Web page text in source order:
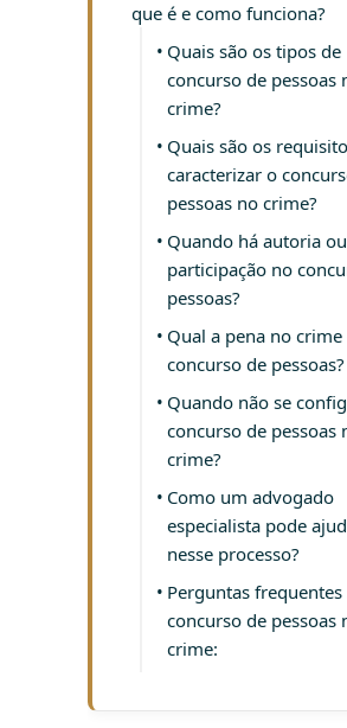
que é e como funciona?
Quais são os tipos de
concurso de pessoas
crime?
Quais são os
caracterizar o
pessoas no crime?
Quando há autoria ou
participação no
pessoas?
Qual a pena no crime
concurso de pessoas?
Quando não se
concurso de pessoas
crime?
Como um advogado
especialista pode
nesse processo?
Perguntas
concurso de pessoas
crime: